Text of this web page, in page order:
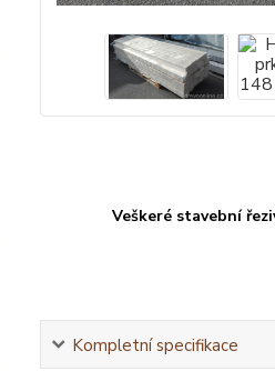
Veškeré stavební
Kompletní specifikace